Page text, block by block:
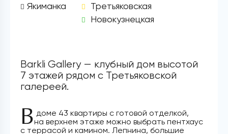
Barkli Gallery — клубный дом высотой
7 этажей рядом с Третьяковской
галереей.
В доме 43 квартиры с готовой отделкой,
на верхнем этаже можно выбрать пентхаус
с террасой и камином. Лепнина, большие
Якиманка
Третьяковская
Новокузнецкая